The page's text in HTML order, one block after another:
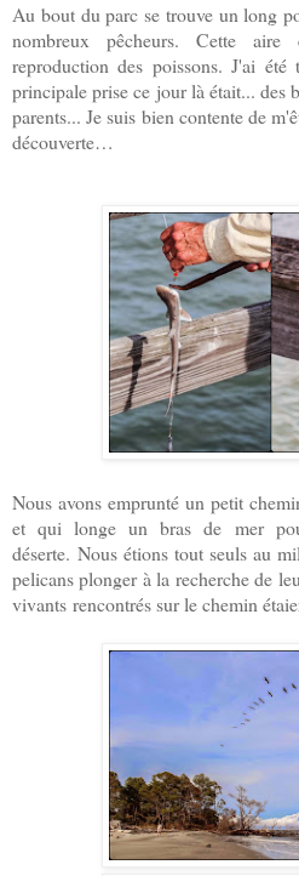
Au bout du parc se trouve un long
nombreux pêcheurs. Cette
reproduction des poissons. J'ai
principale prise ce jour là était... des
parents... Je suis bien contente de
découverte…
Nous avons emprunté un petit
et qui longe un bras de mer
déserte. Nous étions tout seuls au
pelicans plonger à la recherche de
vivants rencontrés sur le chemin